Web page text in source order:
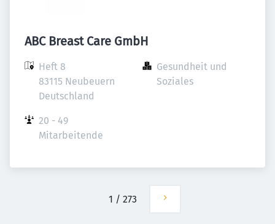
ABC Breast Care GmbH
Heft 8
83115 Neubeuern
Deutschland
Gesundheit und
Soziales
20 - 49
Mitarbeitende
1 / 273